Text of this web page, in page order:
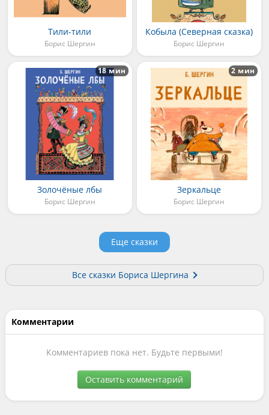
Тили-тили
Борис Шергин
Кобыла (Северная сказка)
Борис Шергин
Золочёные лбы
Борис Шергин
18 мин
Зеркальце
Борис Шергин
2 мин
Еще сказки
Все сказки Бориса Шергина
Комментарии
Комментариев пока нет. Будьте первыми!
Оставить комментарий